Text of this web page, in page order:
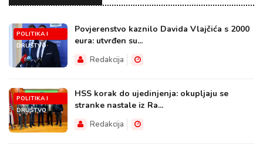
POLITIKA I
DRUŠTVO
Povjerenstvo kaznilo Davida Vlajčića s 2000
eura: utvrđen su...
Redakcija
POLITIKA I
DRUŠTVO
HSS korak do ujedinjenja: okupljaju se
stranke nastale iz Ra...
Redakcija